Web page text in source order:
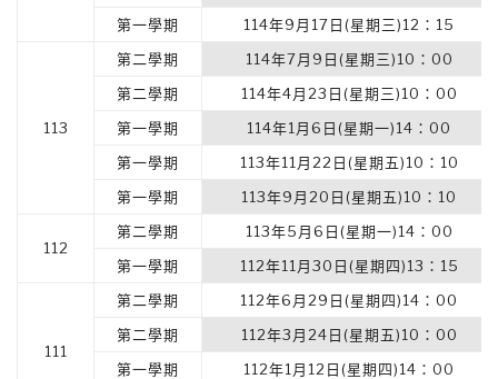
第一學期
114年9月17日(星期三)12：15
113
第二學期
114年7月9日(星期三)10：00
第二學期
114年4月23日(星期三)10：00
第一學期
114年1月6日(星期一)14：00
第一學期
113年11月22日(星期五)10：10
第一學期
113年9月20日(星期五)10：10
112
第二學期
113年5月6日(星期一)14：00
第一學期
112年11月30日(星期四)13：15
111
第二學期
112年6月29日(星期四)14：00
第二學期
112年3月24日(星期五)10：00
第一學期
112年1月12日(星期四)14：00